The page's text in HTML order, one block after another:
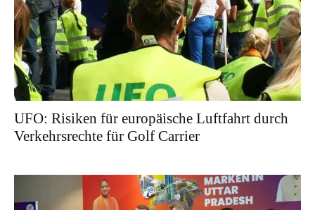
UFO: Risiken für europäische Luftfahrt durch
Verkehrsrechte für Golf Carrier